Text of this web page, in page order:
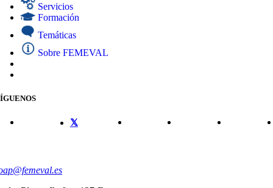
Servicios
Formación
Temáticas
Sobre FEMEVAL